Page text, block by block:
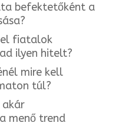
befektetőként a
fiatalok
ilyen hitelt?
mire kell
túl?
menő trend